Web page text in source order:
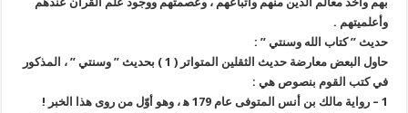
وأعلميتهم .
حديث ” كتاب الله وسنتي ” :
حاول البعض معارضة حديث الثقلين المتواتر ( 1 ) بحديث ” وسنتي ” ، المذكور
في كتب القوم بنصوص هي :
1 – رواية مالك بن أنس المتوفى عام 179 ه‍ ، وهو أوّل من روى هذا الخبر !